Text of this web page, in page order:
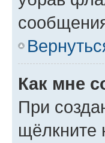
Как мне
При
щёлкните